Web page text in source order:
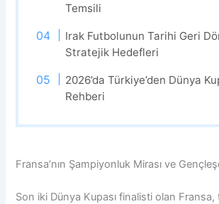
Temsili
Irak Futbolunun Tarihi Geri
Stratejik Hedefleri
2026’da Türkiye’den Dünya
Rehberi
Fransa’nın Şampiyonluk Mirası ve
Son iki Dünya Kupası finalisti olan